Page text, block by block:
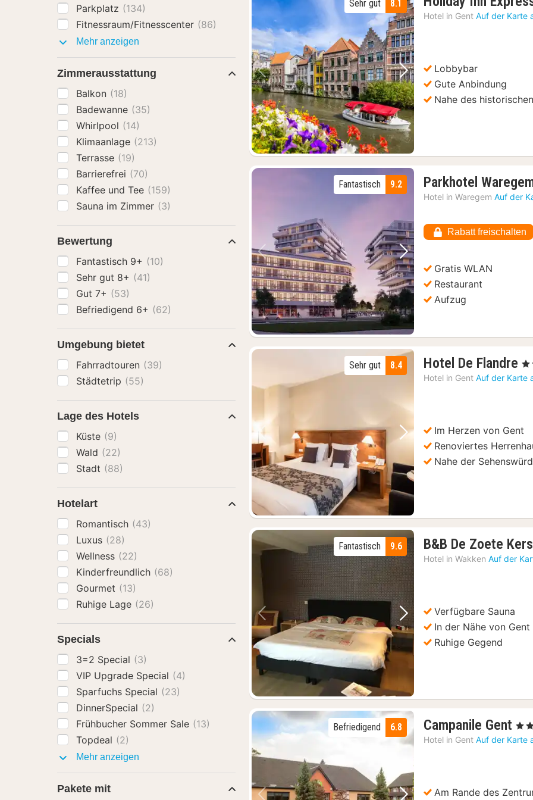
Vorheriges Bild Nächstes Bild
8.1
Sehr gut
Hotel in Gent Auf der Karte
Lobbybar
Gute Anbindung
Nahe des
Vorheriges Bild Nächstes Bild
9.2
Fantastisch Parkhotel
Hotel in Waregem Auf der
Rabatt freischalten
Gratis WLAN
Restaurant
Aufzug
Vorheriges Bild Nächstes Bild
8.4
Sehr gut Hotel De Flandre 1
, 4
Hotel in Gent Auf der Karte
Im Herzen von Gent
Renoviertes
Nahe der
Vorheriges Bild Nächstes Bild
9.6
Fantastisch B&B De Zoete Kers
Hotel in Wakken Auf der
Verfügbare Sauna
In der Nähe von Gent
Ruhige Gegend
6.8
Befriedigend Campanile Gent 1
, 2
Hotel in Gent Auf der Karte
Am Rande des
Parkplatz (134)
Fitnessraum/Fitnesscenter (86)
Mehr anzeigen
Zimmerausstattung
Balkon (18)
Badewanne (35)
Whirlpool (14)
Klimaanlage (213)
Terrasse (19)
Barrierefrei (70)
Kaffee und Tee (159)
Sauna im Zimmer (3)
Bewertung
Fantastisch 9+ (10)
Sehr gut 8+ (41)
Gut 7+ (53)
Befriedigend 6+ (62)
Umgebung bietet
Fahrradtouren (39)
Städtetrip (55)
Lage des Hotels
Küste (9)
Wald (22)
Stadt (88)
Hotelart
Romantisch (43)
Luxus (28)
Wellness (22)
Kinderfreundlich (68)
Gourmet (13)
Ruhige Lage (26)
Specials
3=2 Special (3)
VIP Upgrade Special (4)
Sparfuchs Special (23)
DinnerSpecial (2)
Frühbucher Sommer Sale (13)
Topdeal (2)
Mehr anzeigen
Pakete mit